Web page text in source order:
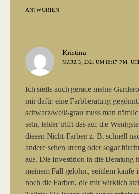
ANTWORTEN
Kristina
MÄRZ 3, 2021 UM 10:17 P.M.
Ich stelle auch gerade meine
mir dafür eine Farbberatung
schwarz/weiß/grau muss man
sein, leider trifft das auf die
diesen Nicht-Farben z. B. schnell
andere sehen streng oder sogar
aus. Die Investition in die Beratung
meinem Fall gelohnt, seitdem kaufe
noch die Farben, die mir wirklich